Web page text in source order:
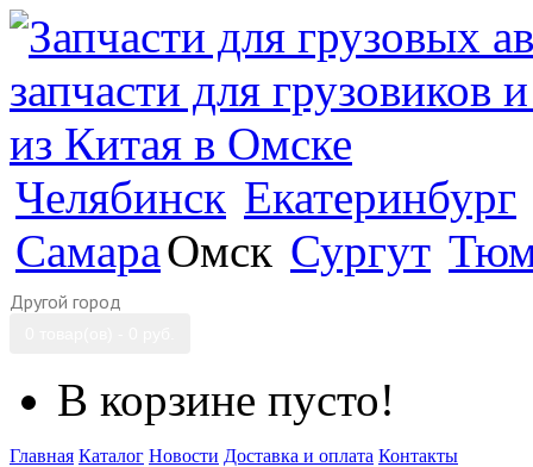
Челябинск Екатеринбург
СамараОмск Сургут
Другой город
В корзине пусто!
Главная Каталог Новости Доставка и оплата Контакты